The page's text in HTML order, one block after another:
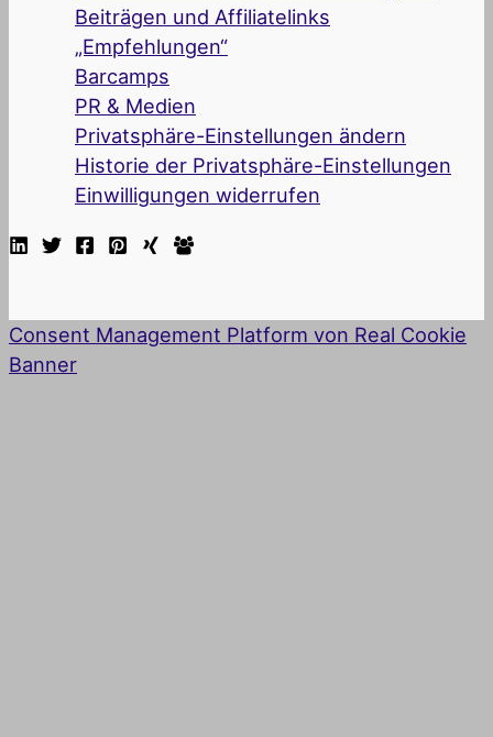
Beiträgen und Affiliatelinks
„Empfehlungen“
Barcamps
PR & Medien
Privatsphäre-Einstellungen ändern
Historie der Privatsphäre-Einstellungen
Einwilligungen widerrufen
Consent Management Platform von Real Cookie
Banner